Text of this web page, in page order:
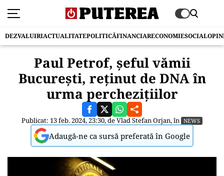
DEZVALUIRIACTUALITATEPOLITICĂFINANCIARECONOMIESOCIAL
Paul Petrof, șeful vămii
București, reținut de DNA în
urma perchezițiilor
Publicat: 13 feb. 2024, 23:30, deVlad Stefan Orjan, în NEWS
Adaugă-ne ca sursă preferată în Google